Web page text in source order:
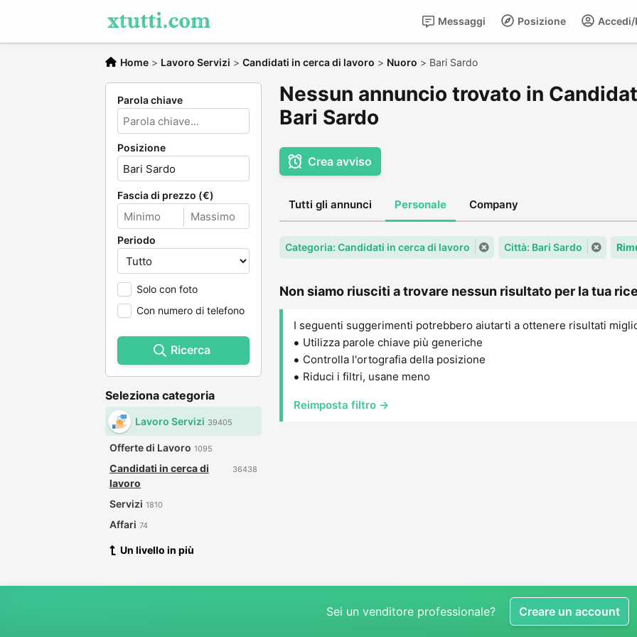
Posizione
Messaggi
Home > Lavoro Servizi > Candidati in cerca di lavoro > Nuoro > Bari Sardo
Parola chiave
Posizione
Fascia di prezzo (€)
Periodo
Solo con foto
Con numero di telefono
Ricerca
Seleziona categoria
Lavoro Servizi 39405
Offerte di Lavoro 1095
Candidati in cerca di
lavoro
36438
Servizi 1810
Affari 74
Un livello in più
Nessun annuncio trovato in
Bari Sardo
Crea avviso
Tutti gli annunci Personale Company
Categoria: Candidati in cerca di lavoro Città: Bari Sardo
Non siamo riusciti a trovare nessun risultato per la tua
I seguenti suggerimenti potrebbero aiutarti a ottenere risultati
Utilizza parole chiave più generiche
Controlla l'ortografia della posizione
Riduci i filtri, usane meno
Reimposta filtro →
Sei un venditore professionale? Creare un account